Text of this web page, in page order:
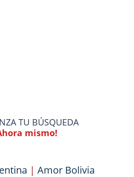
TU BÚSQUEDA
mismo!
| Amor Bolivia